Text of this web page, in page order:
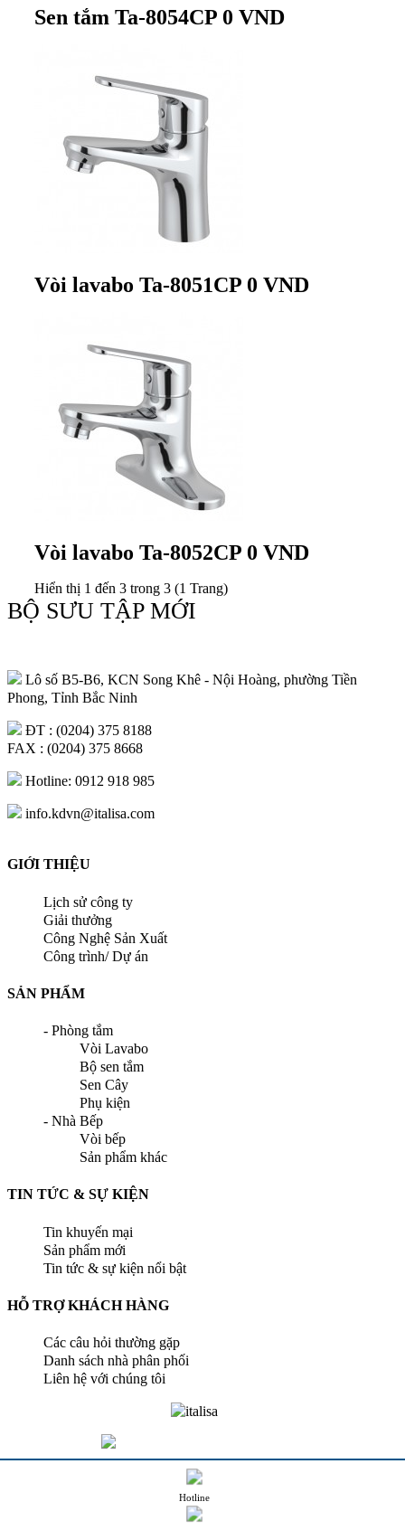
Sen tắm Ta-8054CP 0 VND
Vòi lavabo Ta-8051CP 0 VND
Vòi lavabo Ta-8052CP 0 VND
Hiển thị 1 đến 3 trong 3 (1 Trang)
BỘ SƯU TẬP MỚI
Lô số B5-B6, KCN Song Khê - Nội Hoàng, phường Tiền
Phong, Tỉnh Bắc Ninh
ĐT : (0204) 375 8188
FAX : (0204) 375 8668
Hotline: 0912 918 985
info.kdvn@italisa.com
GIỚI THIỆU
Lịch sử công ty
Giải thưởng
Công Nghệ Sản Xuất
Công trình/ Dự án
SẢN PHẨM
- Phòng tắm
Vòi Lavabo
Bộ sen tắm
Sen Cây
Phụ kiện
- Nhà Bếp
Vòi bếp
Sản phẩm khác
TIN TỨC & SỰ KIỆN
Tin khuyến mại
Sản phẩm mới
Tin tức & sự kiện nổi bật
HỖ TRỢ KHÁCH HÀNG
Các câu hỏi thường gặp
Danh sách nhà phân phối
Liên hệ với chúng tôi
Copyright © 2026 Italisa Co.LTD . All Rights Reserved
Hotline